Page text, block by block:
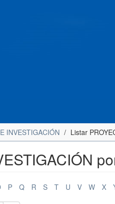
INVESTIGACIÓN Listar
P Q R S T U V W X